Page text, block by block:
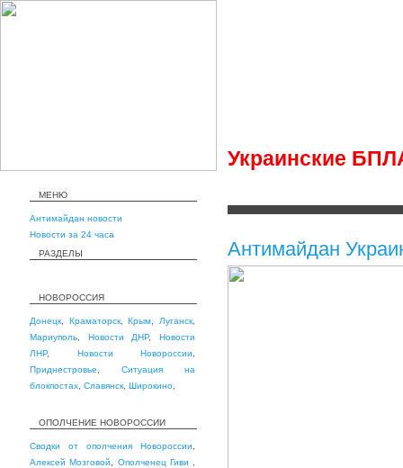
Украинские
МЕНЮ
Антимайдан новости
Новости за 24 часа
РАЗДЕЛЫ
НОВОРОССИЯ
Донецк Краматорск,Крым Луганск
Мариуполь
Новости ДНР,Новости
ЛНР, Новости Новороссии
Приднестровье
Ситуация на
блокпостах Славянск Широкино
ОПОЛЧЕНИЕ НОВОРОССИИ
Сводки от ополчения Новороссии
Алексей Мозговой
Ополченец Гиви
Антимайдан